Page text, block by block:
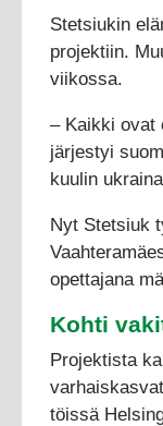
Stetsiukin
projektiin.
viikossa.
– Kaikki ovat
järjestyi
kuulin
Nyt Stetsiuk
opettajana
Kohti
Projektista
töissä